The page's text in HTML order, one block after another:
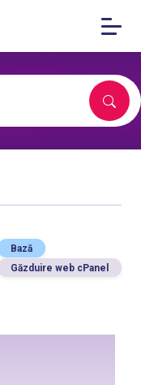
Bază
Găzduire web cPanel